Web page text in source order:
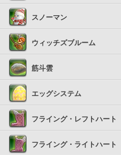
スノーマン
ウィッチズブルーム
筋斗雲
エッグシステム
フライング・レフトハート
フライング・ライトハート